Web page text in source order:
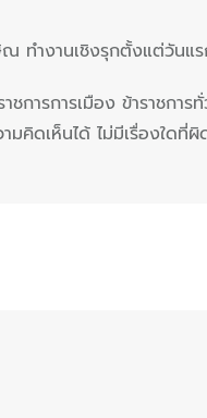
ณ ทำงานเชิงรุกตั้งแต่วัน
การการเมือง ข้าราช
ดเห็นได้ ไม่มีเรื่องใดที่